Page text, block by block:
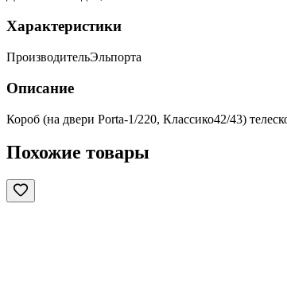
Характеристики
ПроизводительЭльпорта
Описание
Короб (на двери Porta-1/220, Классико42/43)
Похожие товары